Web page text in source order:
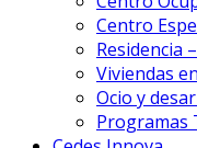
Centro
Residencia
Viviendas
Ocio y
Programas